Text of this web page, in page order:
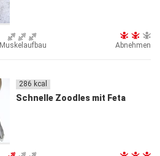
Muskelaufbau Abnehmen
286 kcal
Schnelle Zoodles mit Feta